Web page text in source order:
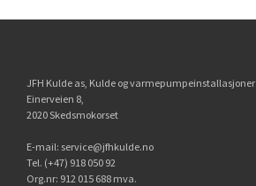
JFH Kulde as, Kulde og varmepumpeinstallasjoner
Einerveien 8,
2020 Skedsmokorset
E-mail: service@jfhkulde.no
Tel. (+47) 918 050 92
Org.nr: 912 015 688 mva.